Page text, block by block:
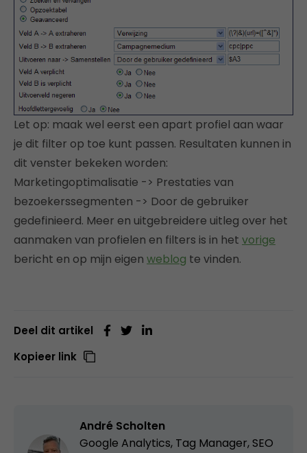
Let op: maak wel eerst een apart profiel aan waar
je dit filter op toe kunt passen. Resultaten kunnen in
dit venster bekeken worden:
Marketingoptimalisatie -> Prestaties van
bezoekerssegmenten -> Door de gebruiker
gedefinieerd. Meer en uitgebreidere uitleg over het
aanmaken van profielen en filters is in het vorige
bericht en op mijn eigen weblog te vinden.
Deel dit artikel
Kopieer link
André Scholten
Google Analytics, Tag Manager, SEO